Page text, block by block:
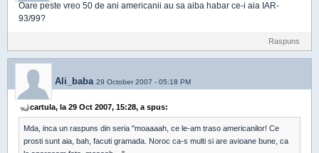
Oare peste vreo 50 de ani americanii au sa aiba habar ce-i aia IAR-
93/99?
Raspuns
Ali_baba 29 October 2007 - 05:18 PM
cartula, la 29 Oct 2007, 15:28, a spus:
Mda, inca un raspuns din seria "moaaaah, ce le-am traso americanilor! Ce
prosti sunt aia, bah, facuti gramada. Noroc ca-s multi si are avioane bune, ca